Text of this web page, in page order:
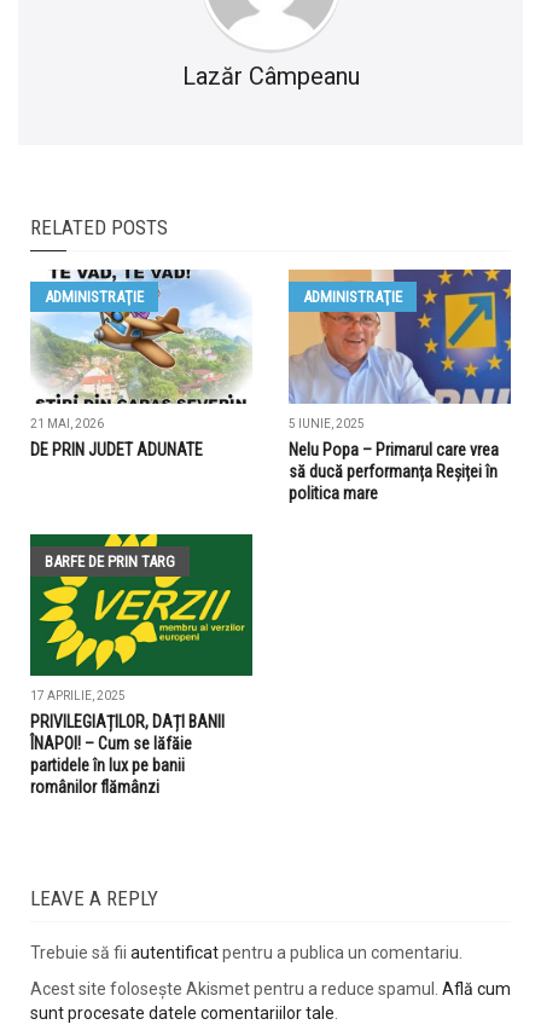
Lazăr Câmpeanu
RELATED POSTS
ADMINISTRAŢIE
21 MAI, 2026
DE PRIN JUDET ADUNATE
ADMINISTRAŢIE
5 IUNIE, 2025
Nelu Popa – Primarul care vrea
să ducă performanța Reșiței în
politica mare
BARFE DE PRIN TARG
17 APRILIE, 2025
PRIVILEGIAȚILOR, DAȚI BANII
ÎNAPOI! – Cum se lăfăie
partidele în lux pe banii
românilor flămânzi
LEAVE A REPLY
Trebuie să fii autentificatpentru a publica un comentariu.
Acest site folosește Akismet pentru a reduce spamul. Află cum
sunt procesate datele comentariilor tale